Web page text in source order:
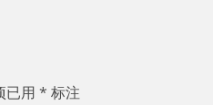
已用 * 标注